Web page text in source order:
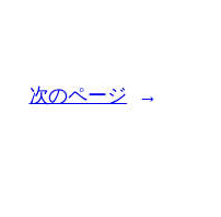
次のページ →